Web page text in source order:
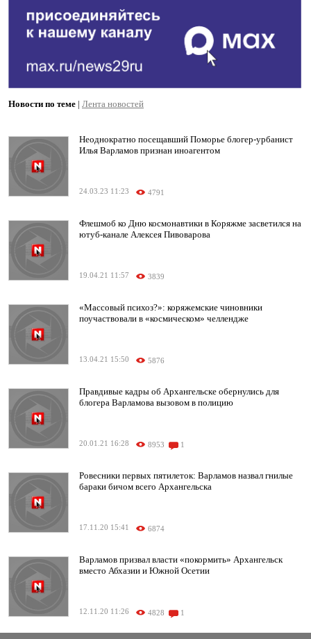
Новости по теме | Лента новостей
Неоднократно посещавший Поморье блогер-урбанист
Илья Варламов признан иноагентом
24.03.23 11:23 4791
Флешмоб ко Дню космонавтики в Коряжме засветился на
ютуб-канале Алексея Пивоварова
19.04.21 11:57 3839
«Массовый психоз?»: коряжемские чиновники
поучаствовали в «космическом» челлендже
13.04.21 15:50 5876
Правдивые кадры об Архангельске обернулись для
блогера Варламова вызовом в полицию
20.01.21 16:28 8953 1
Ровесники первых пятилеток: Варламов назвал гнилые
бараки бичом всего Архангельска
17.11.20 15:41 6874
Варламов призвал власти «покормить» Архангельск
вместо Абхазии и Южной Осетии
12.11.20 11:26 4828 1